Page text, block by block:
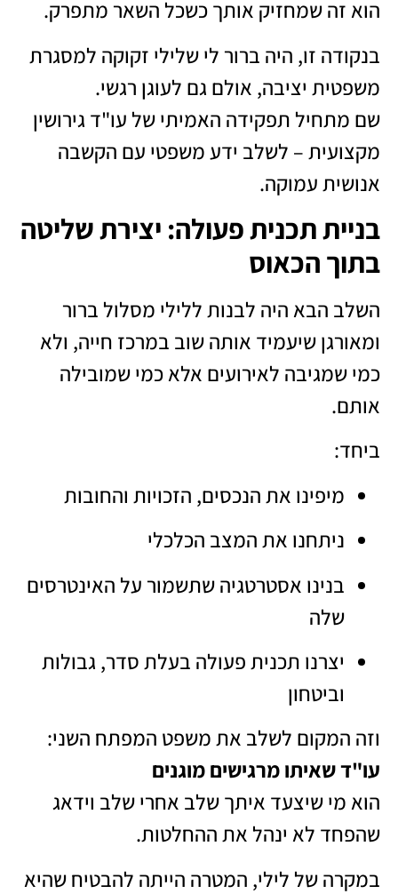
הוא זה שמחזיק אותך כשכל השאר מתפרק.
בנקודה זו, היה ברור לי שלילי זקוקה למסגרת
משפטית יציבה, אולם גם לעוגן רגשי.
שם מתחיל תפקידה האמיתי של עו"ד גירושין
מקצועית – לשלב ידע משפטי עם הקשבה
אנושית עמוקה.
בניית תכנית פעולה: יצירת שליטה
בתוך הכאוס
השלב הבא היה לבנות ללילי מסלול ברור
ומאורגן שיעמיד אותה שוב במרכז חייה, ולא
כמי שמגיבה לאירועים אלא כמי שמובילה
אותם.
ביחד:
מיפינו את הנכסים, הזכויות והחובות
ניתחנו את המצב הכלכלי
בנינו אסטרטגיה שתשמור על האינטרסים
שלה
יצרנו תכנית פעולה בעלת סדר, גבולות
וביטחון
וזה המקום לשלב את משפט המפתח השני:
עו"ד שאיתו מרגישים מוגנים
הוא מי שיצעד איתך שלב אחרי שלב וידאג
שהפחד לא ינהל את ההחלטות.
במקרה של לילי, המטרה הייתה להבטיח שהיא